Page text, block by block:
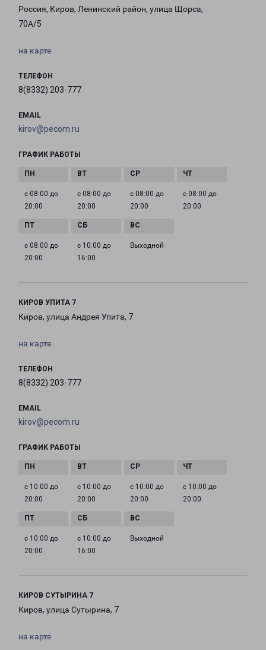
Россия, Киров, Ленинский район, улица Щорса,
70А/5
на карте
ТЕЛЕФОН
8(8332) 203-777
EMAIL
kirov@pecom.ru
ГРАФИК РАБОТЫ
с 08:00 до
20:00
с 08:00 до
20:00
с 08:00 до
20:00
с 08:00 до
20:00
с 08:00 до
20:00
с 10:00 до
16:00
Выходной
КИРОВ УПИТА 7
Киров, улица Андрея Упита, 7
на карте
ТЕЛЕФОН
8(8332) 203-777
EMAIL
kirov@pecom.ru
ГРАФИК РАБОТЫ
с 10:00 до
20:00
с 10:00 до
20:00
с 10:00 до
20:00
с 10:00 до
20:00
с 10:00 до
20:00
с 10:00 до
16:00
Выходной
КИРОВ СУТЫРИНА 7
Киров, улица Сутырина, 7
на карте